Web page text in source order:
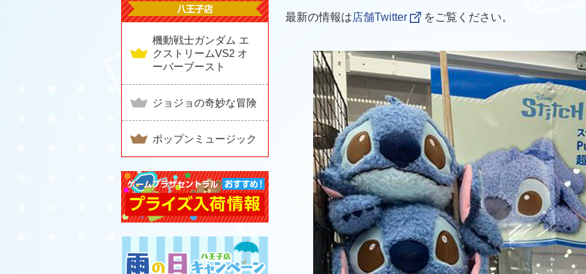
最新の情報は店舗Twitter をご覧ください。
機動戦士ガンダム エ
クストリームVS2 オ
ーバーブースト
ジョジョの奇妙な冒険
ポップンミュージック